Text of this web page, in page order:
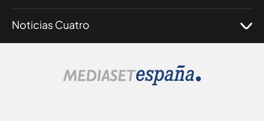
Noticias Cuatro